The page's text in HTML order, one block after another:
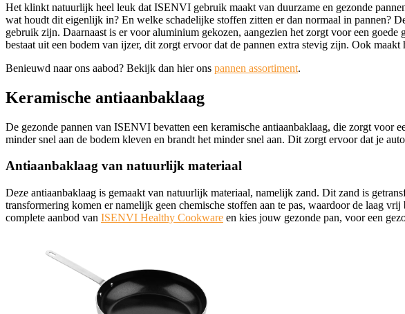
Het klinkt natuurlijk heel leuk dat ISENVI gebruik maakt van duurzame en gezonde
wat houdt dit eigenlijk in? En welke schadelijke stoffen zitten er dan normaal in pannen?
gebruik zijn. Daarnaast is er voor aluminium gekozen, aangezien het zorgt voor een
bestaat uit een bodem van ijzer, dit zorgt ervoor dat de pannen extra stevig zijn. Ook
Benieuwd naar ons aabod? Bekijk dan hier ons pannen assortiment.
Keramische antiaanbaklaag
De gezonde pannen van ISENVI bevatten een keramische antiaanbaklaag, die zorgt voor
minder snel aan de bodem kleven en brandt het minder snel aan. Dit zorgt ervoor dat je
Antiaanbaklaag van natuurlijk materiaal
Deze antiaanbaklaag is gemaakt van natuurlijk materiaal, namelijk zand. Dit zand is
transformering komen er namelijk geen chemische stoffen aan te pas, waardoor de laag
complete aanbod van ISENVI Healthy Cookware en kies jouw gezonde pan, voor een